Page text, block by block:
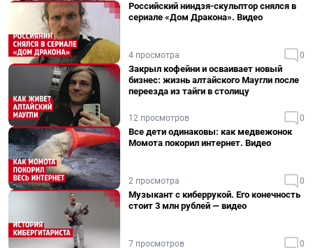
Российский ниндзя-скульптор снялся в
сериале «Дом Дракона». Видео
4 просмотра 0
Закрыл кофейни и осваивает новый
бизнес: жизнь алтайского Маугли после
переезда из тайги в столицу
12 просмотров 0
Все дети одинаковы: как медвежонок
Момота покорил интернет. Видео
2 просмотра 0
Музыкант с киберрукой. Его конечность
стоит 3 млн рублей — видео
7 просмотров 0